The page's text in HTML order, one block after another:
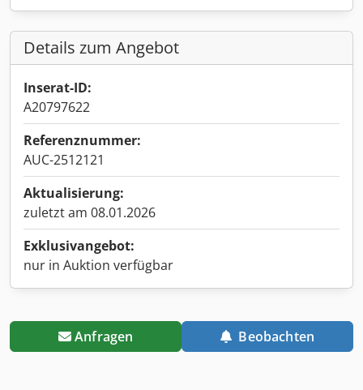
Details zum Angebot
Inserat-ID:
A20797622
Referenznummer:
AUC-2512121
Aktualisierung:
zuletzt am 08.01.2026
Exklusivangebot:
nur in Auktion verfügbar
Anfragen Beobachten